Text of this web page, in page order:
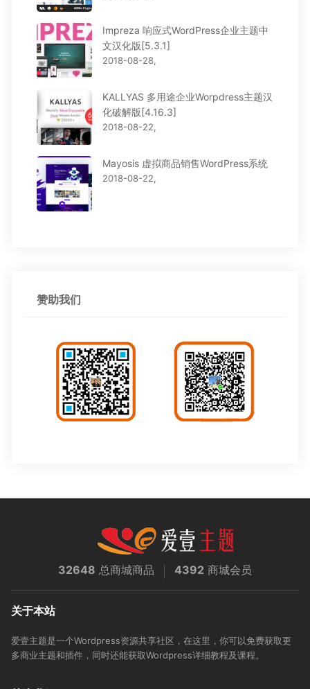
Impreza 响应式WordPress企业主题中
文汉化版[5.3.1]
2018-08-28,
KALLYAS 多用途企业Worpdress主题汉
化破解版[4.16.3]
2018-08-22,
Mayosis 虚拟商品销售WordPress系统
2018-08-22,
赞助我们
32648 总商城商品 4392 商城会员
关于本站
爱壹主题是一个Wordpress资源共享社区，在这里，你可以免费获取更
多商业主题和插件，同时还能获取Wordpress详细教程及课程。